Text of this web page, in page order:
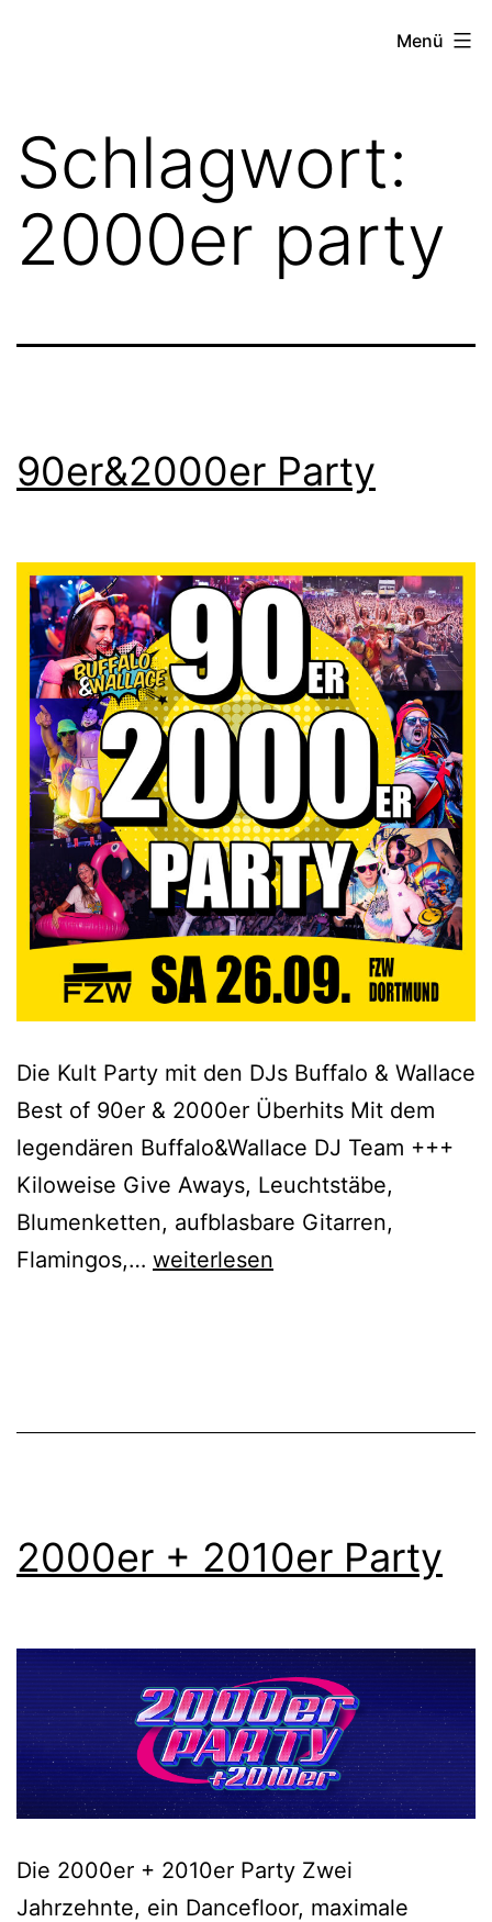
Menü
Schlagwort:
2000er party
90er&2000er Party
Die Kult Party mit den DJs Buffalo & Wallace
Best of 90er & 2000er Überhits Mit dem
legendären Buffalo&Wallace DJ Team +++
Kiloweise Give Aways, Leuchtstäbe,
Blumenketten, aufblasbare Gitarren,
Flamingos,… 90er&2000er
weiterlesen
2000er + 2010er Party
Die 2000er + 2010er Party Zwei
Jahrzehnte, ein Dancefloor, maximale